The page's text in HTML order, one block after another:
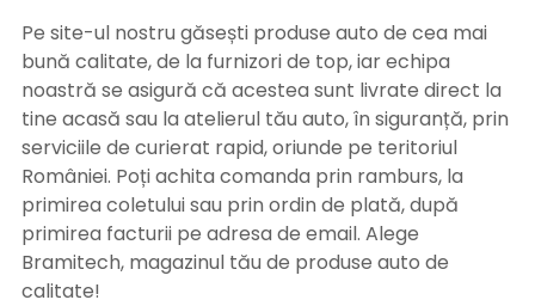
Pe site-ul nostru găsești produse auto de cea mai
bună calitate, de la furnizori de top, iar echipa
noastră se asigură că acestea sunt livrate direct la
tine acasă sau la atelierul tău auto, în siguranță, prin
serviciile de curierat rapid, oriunde pe teritoriul
României. Poți achita comanda prin ramburs, la
primirea coletului sau prin ordin de plată, după
primirea facturii pe adresa de email. Alege
Bramitech, magazinul tău de produse auto de
calitate!